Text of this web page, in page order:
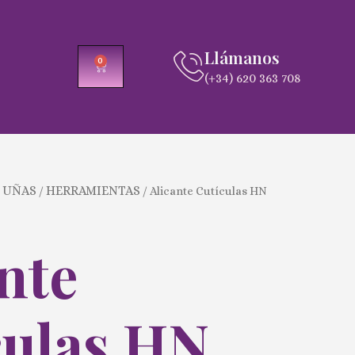
0
CARRITO
Llámanos
(+34) 620 363 708
/ HERRAMIENTAS / Alicante Cutículas HN